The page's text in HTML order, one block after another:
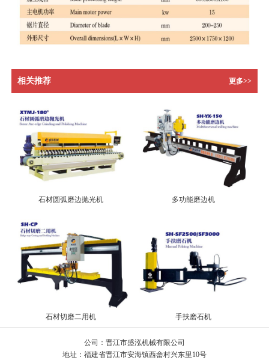
相关推荐 更多>>
石材圆弧磨边抛光机 多功能磨边机
石材切磨二用机 手扶磨石机
公司：晋江市盛泓机械有限公司
地址：福建省晋江市安海镇西畲村兴东里10号